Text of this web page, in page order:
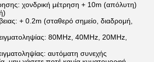
χονδρική μέτρηση + 10m (απόλυτη)
+ 0.2m (σταθερό σημείο, διαδρομή,
80MHz, 40MHz, 20MHz,
αυτόματη συνεχής